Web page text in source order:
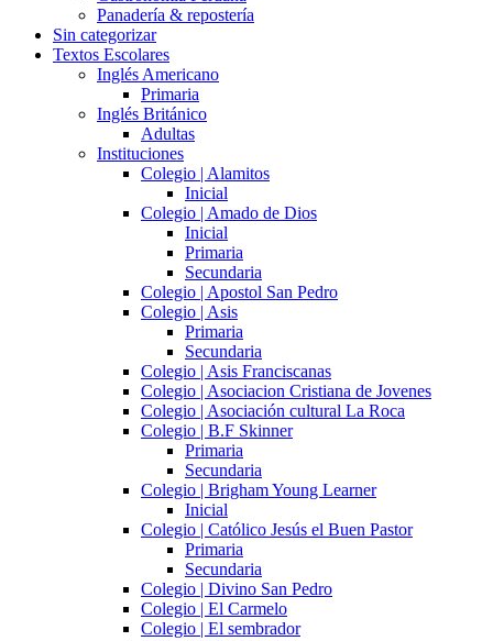
Panadería & repostería
Sin categorizar
Textos Escolares
Inglés Americano
Primaria
Inglés Británico
Adultas
Instituciones
Colegio | Alamitos
Inicial
Colegio | Amado de Dios
Inicial
Primaria
Secundaria
Colegio | Apostol San Pedro
Colegio | Asis
Primaria
Secundaria
Colegio | Asis Franciscanas
Colegio | Asociacion Cristiana de Jovenes
Colegio | Asociación cultural La Roca
Colegio | B.F Skinner
Primaria
Secundaria
Colegio | Brigham Young Learner
Inicial
Colegio | Católico Jesús el Buen Pastor
Primaria
Secundaria
Colegio | Divino San Pedro
Colegio | El Carmelo
Colegio | El sembrador